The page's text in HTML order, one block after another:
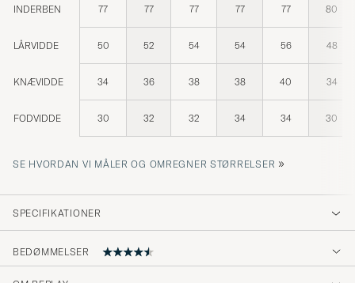
INDERBEN 77 77 77 77 77 80
LÅRVIDDE 50 52 54 54 56 48
KNÆVIDDE 34 36 38 38 40 34
FODVIDDE 30 32 32 34 34 30
SE HVORDAN VI MÅLER OG OMREGNER STØRRELSER »
SPECIFIKATIONER
BEDØMMELSER